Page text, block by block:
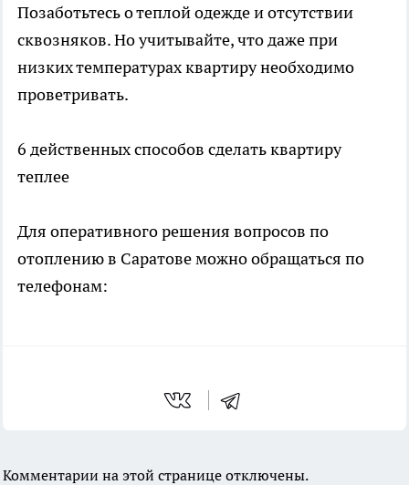
Позаботьтесь о теплой одежде и отсутствии
сквозняков. Но учитывайте, что даже при
низких температурах квартиру необходимо
проветривать.
6 действенных способов сделать квартиру
теплее
Для оперативного решения вопросов по
отоплению в Саратове можно обращаться по
телефонам:
Комментарии на этой странице отключены.